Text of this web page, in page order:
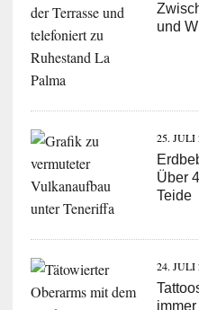
und
25. JULI
Über
Teide
24. JULI